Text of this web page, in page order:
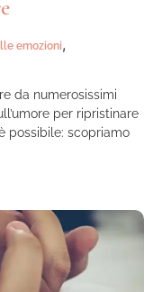
emozioni,
da numerosissimi
per ripristinare
possibile: scopriamo